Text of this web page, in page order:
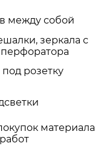
между собой
зеркала с
розетку
материала